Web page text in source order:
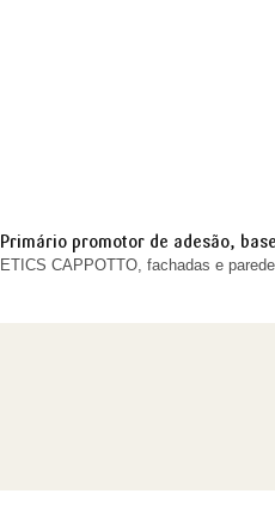
Primário promotor de adesão,
ETICS CAPPOTTO, fachadas e